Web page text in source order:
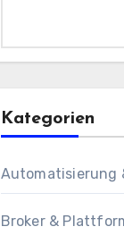
Kategorien
Automatisierung
Broker &